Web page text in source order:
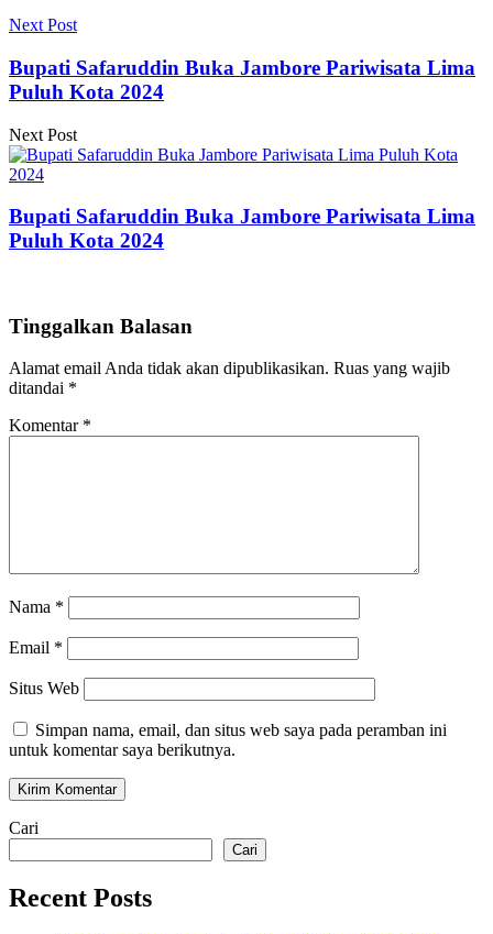
Next Post
Bupati Safaruddin Buka Jambore Pariwisata Lima
Puluh Kota 2024
Next Post
Bupati Safaruddin Buka Jambore Pariwisata Lima
Puluh Kota 2024
Tinggalkan Balasan
Alamat email Anda tidak akan dipublikasikan. Ruas yang wajib
ditandai *
Komentar *
Nama *
Email *
Situs Web
Simpan nama, email, dan situs web saya pada peramban ini
untuk komentar saya berikutnya.
Cari
Cari
Recent Posts